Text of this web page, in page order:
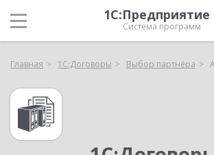
1С:Предприятие
Система программ
Главная 1С:Договоры Выбор партнёра